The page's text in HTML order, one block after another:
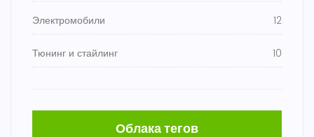
Электромобили 12
Тюнинг и стайлинг 10
Облака тегов